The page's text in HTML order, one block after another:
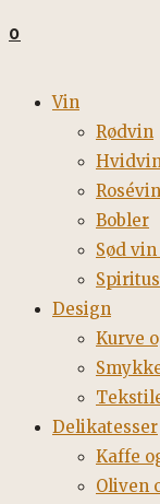
0
Vin
Rødvin
Rosévin
Bobler
Sød
Spiritus
Design
Kurve
Delikatesser
Kaffe
Oliven